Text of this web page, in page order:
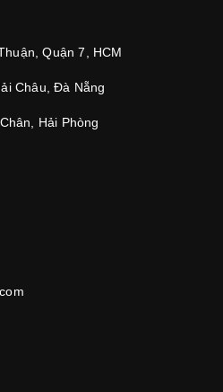
Quận 7, HCM
Châu, Đà Nẵng
Hải Phòng